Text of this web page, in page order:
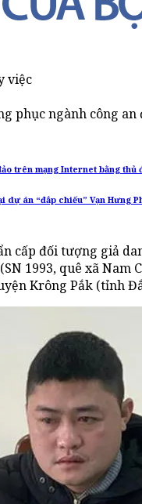
việc
phục ngành công
trên mạng Internet bằng thủ
dự án “đắp chiếu” Vạn Hưng
cấp đối tượng giả
1993, quê xã Nam
Krông Pắk (tỉnh